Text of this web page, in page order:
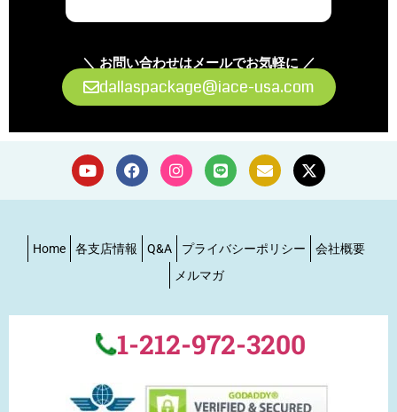
＼ お問い合わせはメールでお気軽に ／
dallaspackage@iace-usa.com
Home 各支店情報 Q&A プライバシーポリシー
会社概要
メルマガ
1-212-972-3200